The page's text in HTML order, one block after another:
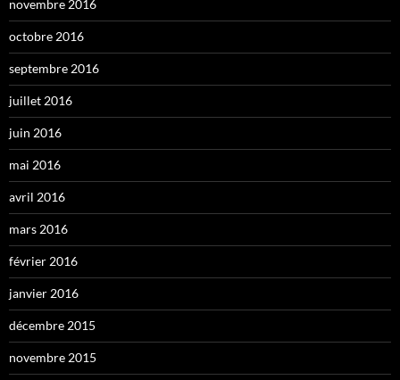
novembre 2016
octobre 2016
septembre 2016
juillet 2016
juin 2016
mai 2016
avril 2016
mars 2016
février 2016
janvier 2016
décembre 2015
novembre 2015